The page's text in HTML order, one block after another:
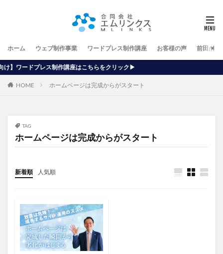
ホーム ウェブ制作事業 ワードプレス制作講座 お客様の声 前田が行
座はこちらをクリック▶
HOME ホームページは完成からがスタート
TAG
ホームページは完成からがスタート
新着順 人気順